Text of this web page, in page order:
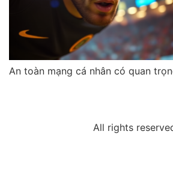
An toàn mạng cá nhân có quan
All rights